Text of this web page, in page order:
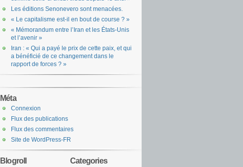
Les éditions Senonevero sont menacées.
« Le capitalisme est-il en bout de course ? »
« Mémorandum entre l’Iran et les États-Unis
et l’avenir »
Iran : « Qui a payé le prix de cette paix, et qui
a bénéficié de ce changement dans le
rapport de forces ? »
Méta
Connexion
Flux des publications
Flux des commentaires
Site de WordPress-FR
Categories
Blogroll